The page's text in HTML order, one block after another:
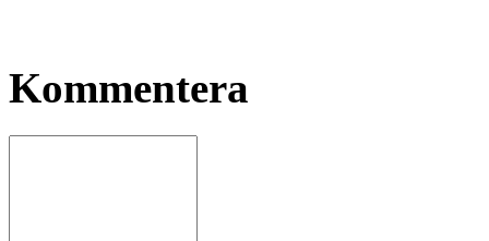
Kommentera